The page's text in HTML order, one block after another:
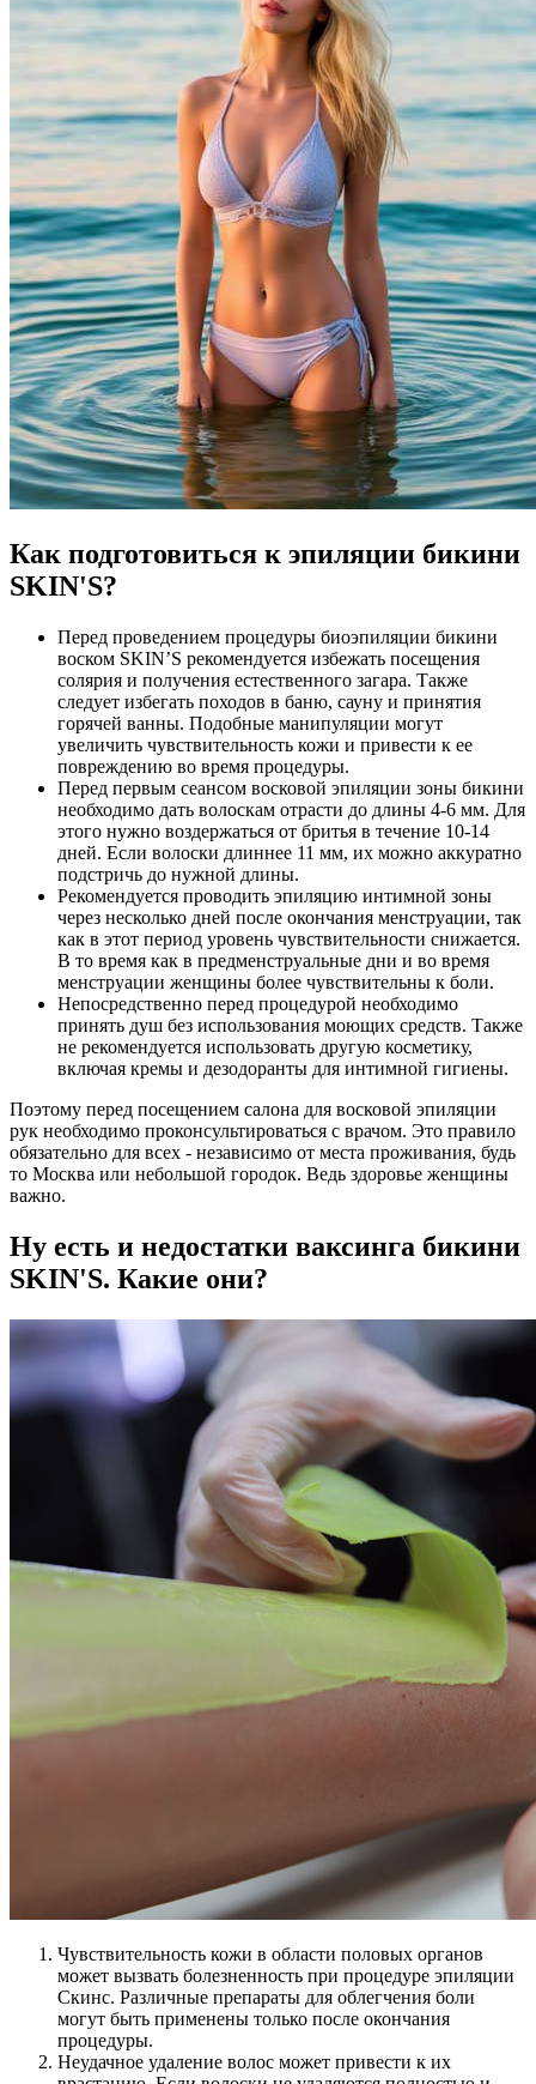
Как подготовиться к эпиляции бикини
SKIN'S?
Перед проведением процедуры биоэпиляции бикини
воском SKIN’S рекомендуется избежать посещения
солярия и получения естественного загара. Также
следует избегать походов в баню, сауну и принятия
горячей ванны. Подобные манипуляции могут
увеличить чувствительность кожи и привести к ее
повреждению во время процедуры.
Перед первым сеансом восковой эпиляции зоны бикини
необходимо дать волоскам отрасти до длины 4-6 мм. Для
этого нужно воздержаться от бритья в течение 10-14
дней. Если волоски длиннее 11 мм, их можно аккуратно
подстричь до нужной длины.
Рекомендуется проводить эпиляцию интимной зоны
через несколько дней после окончания менструации, так
как в этот период уровень чувствительности снижается.
В то время как в предменструальные дни и во время
менструации женщины более чувствительны к боли.
Непосредственно перед процедурой необходимо
принять душ без использования моющих средств. Также
не рекомендуется использовать другую косметику,
включая кремы и дезодоранты для интимной гигиены.
Поэтому перед посещением салона для восковой эпиляции
рук необходимо проконсультироваться с врачом. Это правило
обязательно для всех - независимо от места проживания, будь
то Москва или небольшой городок. Ведь здоровье женщины
важно.
Ну есть и недостатки ваксинга бикини
SKIN'S. Какие они?
Чувствительность кожи в области половых органов
может вызвать болезненность при процедуре эпиляции
Скинс. Различные препараты для облегчения боли
могут быть применены только после окончания
процедуры.
Неудачное удаление волос может привести к их